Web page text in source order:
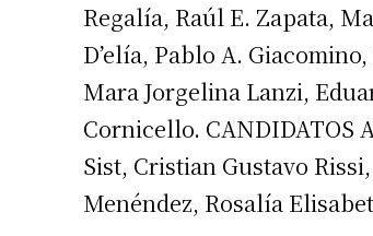
Regalía, Raúl E. Zapata,
D’elía, Pablo A.
Mara Jorgelina Lanzi,
Cornicello. CANDIDATOS
Sist, Cristian Gustavo
Menéndez, Rosalía